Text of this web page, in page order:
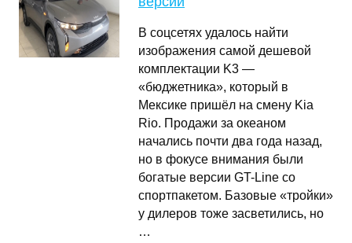
В соцсетях удалось найти
изображения самой дешевой
комплектации K3 —
«бюджетника», который в
Мексике пришёл на смену Kia
Rio. Продажи за океаном
начались почти два года назад,
но в фокусе внимания были
богатые версии GT-Line со
спортпакетом. Базовые «тройки»
у дилеров тоже засветились, но
…